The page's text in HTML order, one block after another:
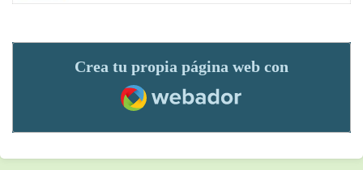
Crea tu propia página web con
Webador